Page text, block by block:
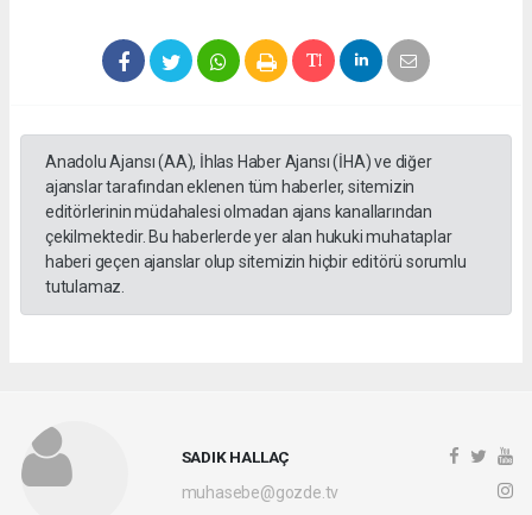
Anadolu Ajansı (AA), İhlas Haber Ajansı (İHA) ve diğer
ajanslar tarafından eklenen tüm haberler, sitemizin
editörlerinin müdahalesi olmadan ajans kanallarından
çekilmektedir. Bu haberlerde yer alan hukuki muhataplar
haberi geçen ajanslar olup sitemizin hiçbir editörü sorumlu
tutulamaz.
SADIK HALLAÇ
muhasebe@gozde.tv